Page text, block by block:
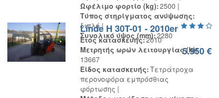
Ωφέλιμο φορτίο (kg) 2500
Τύπος στηρίγματος ανύψωσης
διπλό
Συνολικό ύψος (mm) 2280
5.950 €
Linde H 30T-01 - 2010er
Έτος κατασκευής 2010
Μετρητής ωρών λειτουργίας (h)
13667
Είδος κατασκευής Τετράτροχα
περονοφόρα εμπρόσθιας
φόρτωσης